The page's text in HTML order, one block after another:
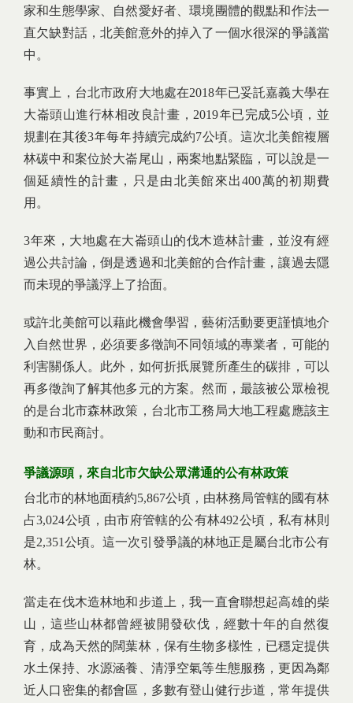
家和生態學家、自然愛好者、環境團體的觀點和作法一
直欠缺對話，北美館意外的掉入了一個水很深的爭議當
中。
事實上，台北市政府大地處在2018年已妥託嘉義大學在
大崙頭山進行林相改良計畫，2019年已完成5公頃，並
規劃在其後3年每年持續完成約7公頃。這次北美館複層
林碳中和案位於大崙尾山，兩案地點緊臨，可以說是一
個延續性的計畫，只是由北美館來出400萬的初期費
用。
3年來，大地處在大崙頭山的伐木造林計畫，並沒有經
過公共討論，倒是透過和北美館的合作計畫，讓過去隱
而未現的爭議浮上了抬面。
或許北美館可以藉此機會學習，藝術活動要更謹慎地介
入自然世界，必須要多徵詢不同領域的專業者，可能的
利害關係人。此外，如何折扺展覽所產生的碳排，可以
再多徵詢了解其他多元的方案。然而，最該被公眾檢視
的是台北市森林政策，台北市工務局大地工程處應該主
動和市民商討。
爭議源頭，來自北市欠缺公眾溝通的公有林政策
台北市的林地面積約5,867公頃，由林務局管轄的國有林
占3,024公頃，由市府管轄的公有林492公頃，私有林則
是2,351公頃。這一次引發爭議的林地正是屬台北市公有
林。
當走在伐木造林地和步道上，我一直會聯想起高雄的柴
山，這些山林都曾經被開發砍伐，經數十年的自然復
育，成為天然的闊葉林，保有生物多樣性，已穩定提供
水土保持、水源涵養、清淨空氣等生態服務，更因為鄰
近人口密集的都會區，多數有登山健行步道，常年提供